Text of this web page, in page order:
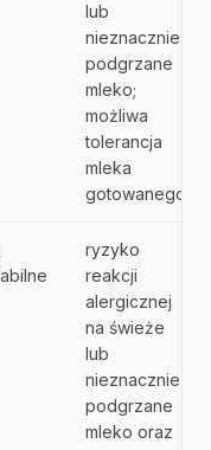
lub
nieznacznie
podgrzane
mleko;
możliwa
tolerancja
mleka
gotowanego
ryzyko
reakcji
alergicznej
na świeże
lub
nieznacznie
podgrzane
mleko oraz